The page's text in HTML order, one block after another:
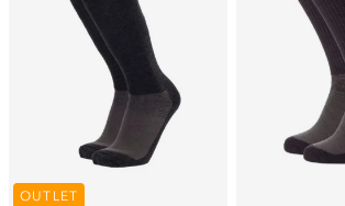
OUTLET